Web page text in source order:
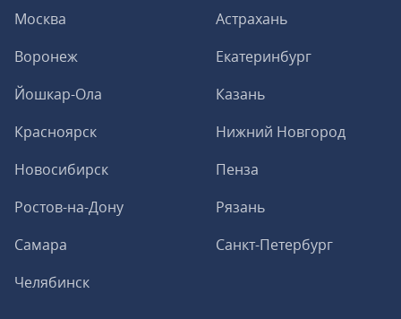
Москва
Астрахань
Воронеж
Екатеринбург
Йошкар-Ола
Казань
Красноярск
Нижний Новгород
Новосибирск
Пенза
Ростов-на-Дону
Рязань
Самара
Санкт-Петербург
Челябинск